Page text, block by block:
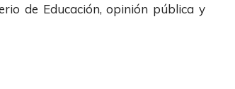
de Educación, opinión pública y